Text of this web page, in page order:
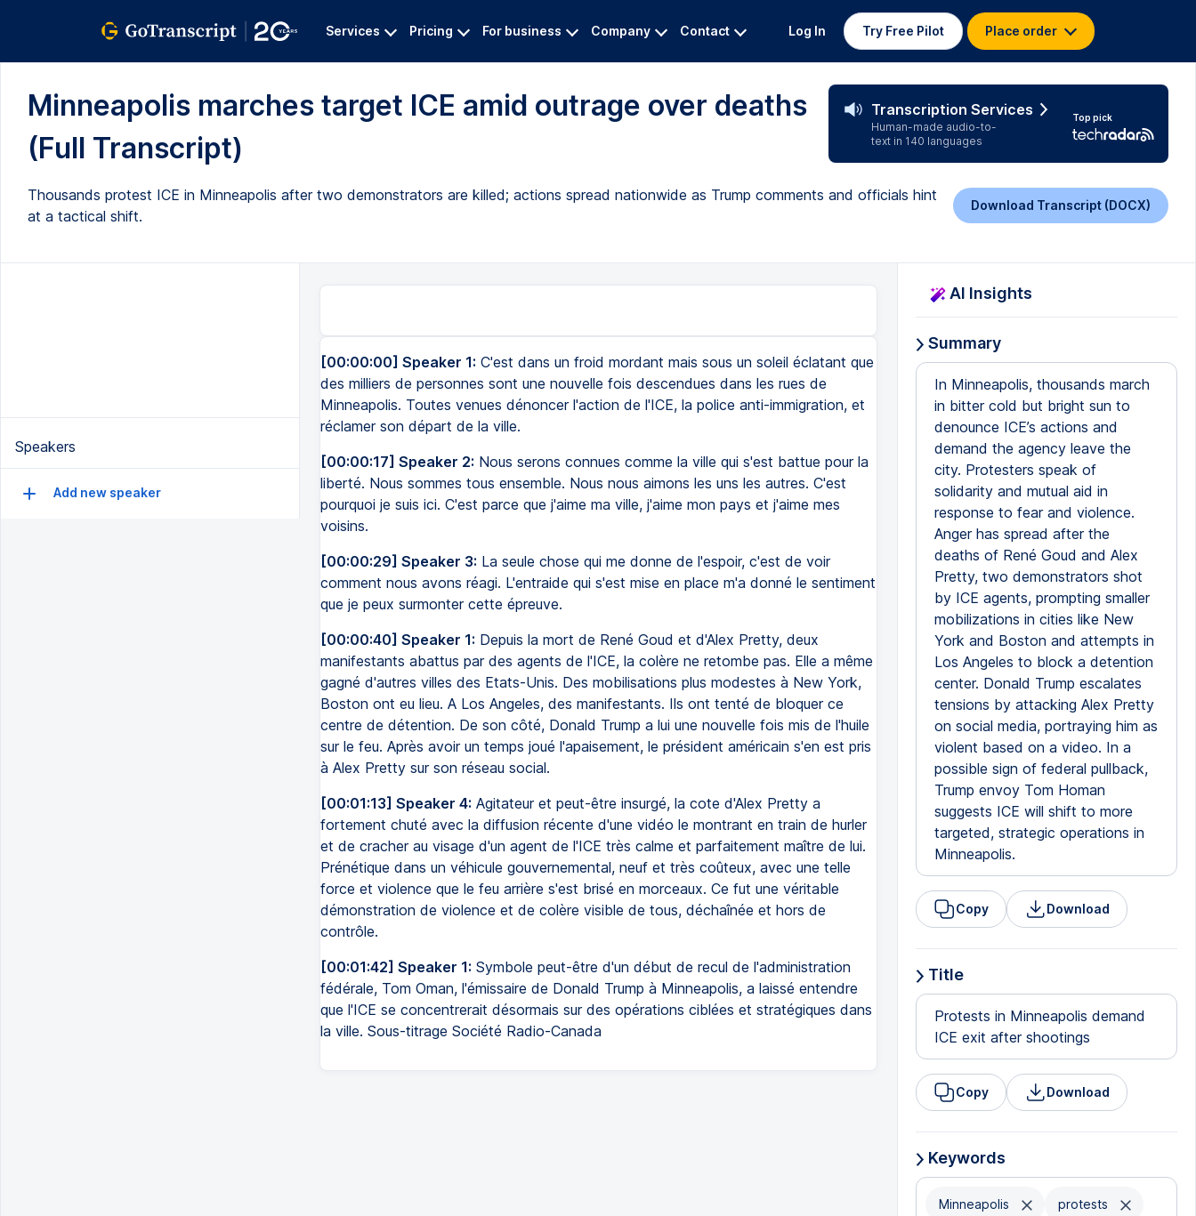
Services Pricing For business Company Contact Log In Try Free Pilot Place order
Minneapolis marches target ICE amid outrage over deaths
(Full Transcript)
Transcription Services
Human-made audio-to-
text in 140 languages
Top pick
Thousands protest ICE in Minneapolis after two demonstrators are killed; actions spread nationwide as Trump comments and officials hint
at a tactical shift.
Download Transcript (DOCX)
Speakers
Add new speaker
[00:00:00] Speaker 1: C'est dans un froid mordant mais sous un soleil éclatant que
des milliers de personnes sont une nouvelle fois descendues dans les rues de
Minneapolis. Toutes venues dénoncer l'action de l'ICE, la police anti-immigration, et
réclamer son départ de la ville.
[00:00:17] Speaker 2: Nous serons connues comme la ville qui s'est battue pour la
liberté. Nous sommes tous ensemble. Nous nous aimons les uns les autres. C'est
pourquoi je suis ici. C'est parce que j'aime ma ville, j'aime mon pays et j'aime mes
voisins.
[00:00:29] Speaker 3: La seule chose qui me donne de l'espoir, c'est de voir
comment nous avons réagi. L'entraide qui s'est mise en place m'a donné le sentiment
que je peux surmonter cette épreuve.
[00:00:40] Speaker 1: Depuis la mort de René Goud et d'Alex Pretty, deux
manifestants abattus par des agents de l'ICE, la colère ne retombe pas. Elle a même
gagné d'autres villes des Etats-Unis. Des mobilisations plus modestes à New York,
Boston ont eu lieu. A Los Angeles, des manifestants. Ils ont tenté de bloquer ce
centre de détention. De son côté, Donald Trump a lui une nouvelle fois mis de l'huile
sur le feu. Après avoir un temps joué l'apaisement, le président américain s'en est pris
à Alex Pretty sur son réseau social.
[00:01:13] Speaker 4: Agitateur et peut-être insurgé, la cote d'Alex Pretty a
fortement chuté avec la diffusion récente d'une vidéo le montrant en train de hurler
et de cracher au visage d'un agent de l'ICE très calme et parfaitement maître de lui.
Prénétique dans un véhicule gouvernemental, neuf et très coûteux, avec une telle
force et violence que le feu arrière s'est brisé en morceaux. Ce fut une véritable
démonstration de violence et de colère visible de tous, déchaînée et hors de
contrôle.
[00:01:42] Speaker 1: Symbole peut-être d'un début de recul de l'administration
fédérale, Tom Oman, l'émissaire de Donald Trump à Minneapolis, a laissé entendre
que l'ICE se concentrerait désormais sur des opérations ciblées et stratégiques dans
la ville. Sous-titrage Société Radio-Canada
AI Insights
Summary
In Minneapolis, thousands march
in bitter cold but bright sun to
denounce ICE’s actions and
demand the agency leave the
city. Protesters speak of
solidarity and mutual aid in
response to fear and violence.
Anger has spread after the
deaths of René Goud and Alex
Pretty, two demonstrators shot
by ICE agents, prompting smaller
mobilizations in cities like New
York and Boston and attempts in
Los Angeles to block a detention
center. Donald Trump escalates
tensions by attacking Alex Pretty
on social media, portraying him as
violent based on a video. In a
possible sign of federal pullback,
Trump envoy Tom Homan
suggests ICE will shift to more
targeted, strategic operations in
Minneapolis.
Copy Download
Title
Protests in Minneapolis demand
ICE exit after shootings
Copy Download
Keywords
Minneapolis protests